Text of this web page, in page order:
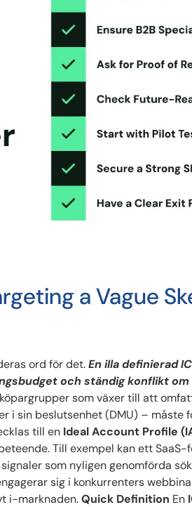
a Vague
ord för det.En illa definierad
och ständig konflikt
som växer till att
i sin beslutsenhet (DMU) – måste
till en Ideal Account Profile
Till exempel kan ett
som nyligen genomförda
sig i konkurrenters
i-marknaden.Quick Definition En